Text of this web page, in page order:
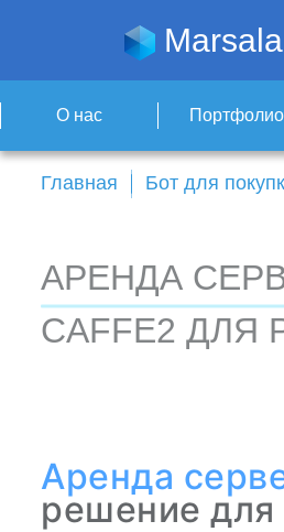
Marsala
О нас Портфолио
Главная Бот для
АРЕНДА
CAFFE2
Аренда
решение